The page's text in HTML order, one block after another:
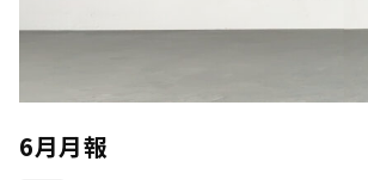
6月月報